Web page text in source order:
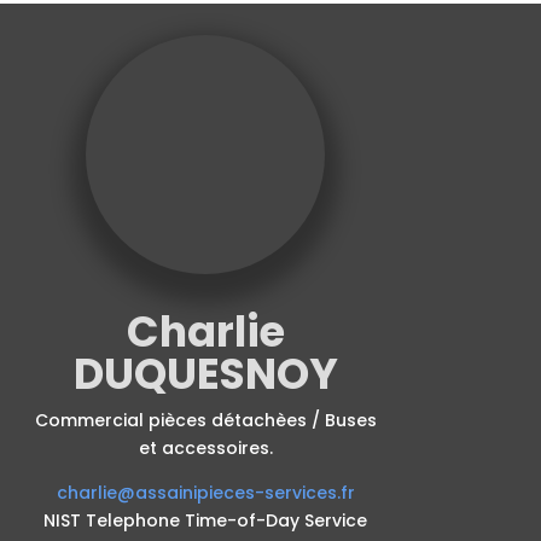
Charlie
DUQUESNOY
Commercial pièces détachèes / Buses
et accessoires.
charlie@assainipieces-services.fr
NIST Telephone Time-of-Day Service